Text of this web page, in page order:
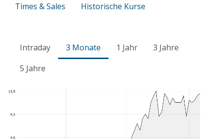
Times & Sales
Historische Kurse
Intraday 3 Monate 1 Jahr
3 Jahre
5 Jahre